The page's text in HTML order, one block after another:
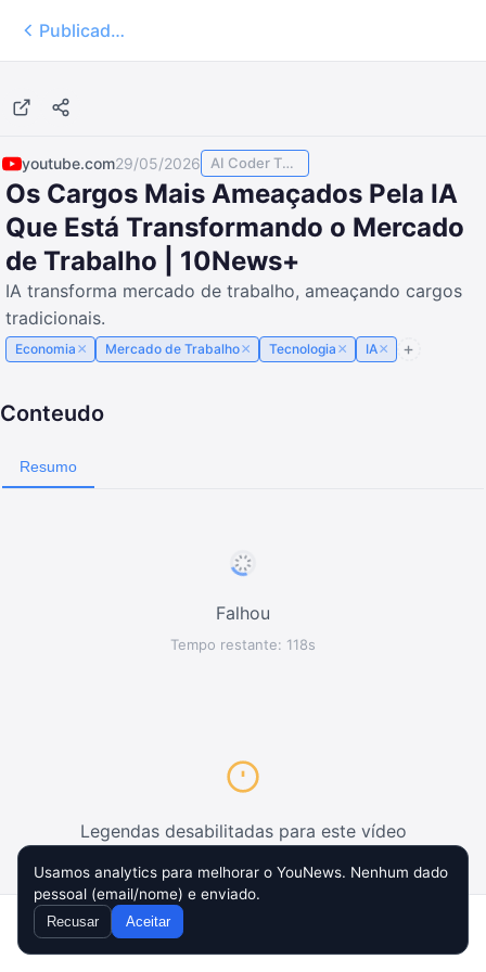
Publicados
youtube.com29/05/2026 AI Coder TODAY
Os Cargos Mais Ameaçados Pela IA
Que Está Transformando o Mercado
de Trabalho | 10News+
IA transforma mercado de trabalho, ameaçando cargos
tradicionais.
Economia × Mercado de Trabalho× Tecnologia × IA×
Conteudo
Resumo
Falhou
Tempo restante: 118s
Legendas desabilitadas para este vídeo
Tentar novamente
Usamos analytics para melhorar o YouNews. Nenhum dado
pessoal (email/nome) e enviado.
Recusar Aceitar